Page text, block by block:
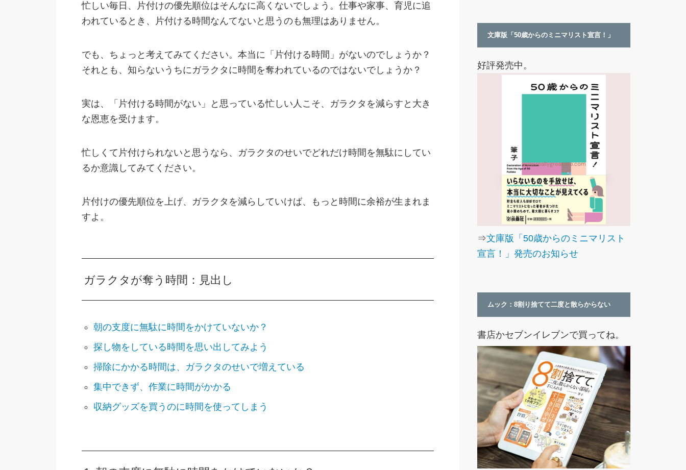
忙しい毎日、片付けの優先順位はそんなに高くないでしょう。仕事や家事、育児に追
われているとき、片付ける時間なんてないと思うのも無理はありません。
でも、ちょっと考えてみてください。本当に「片付ける時間」がないのでしょうか？
それとも、知らないうちにガラクタに時間を奪われているのではないでしょうか？
実は、「片付ける時間がない」と思っている忙しい人こそ、ガラクタを減らすと大き
な恩恵を受けます。
忙しくて片付けられないと思うなら、ガラクタのせいでどれだけ時間を無駄にしてい
るか意識してみてください。
片付けの優先順位を上げ、ガラクタを減らしていけば、もっと時間に余裕が生まれま
すよ。
ガラクタが奪う時間：見出し
朝の支度に無駄に時間をかけていないか？
探し物をしている時間を思い出してみよう
掃除にかかる時間は、ガラクタのせいで増えている
集中できず、作業に時間がかかる
収納グッズを買うのに時間を使ってしまう
文庫版「50歳からのミニマリスト宣言！」
好評発売中。
⇒文庫版「50歳からのミニマリスト
宣言！」発売のお知らせ
ムック：8割り捨てて二度と散らからない
書店かセブンイレブンで買ってね。